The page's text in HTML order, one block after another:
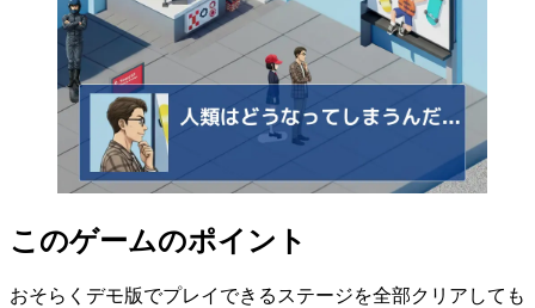
このゲームのポイント
おそらくデモ版でプレイできるステージを全部クリアしても